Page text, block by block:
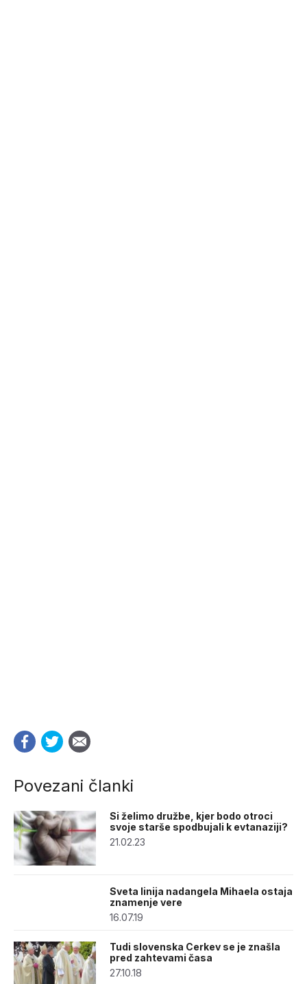
Povezani članki
Si želimo družbe, kjer bodo otroci
svoje starše spodbujali k evtanaziji?
21.02.23
Sveta linija nadangela Mihaela ostaja
znamenje vere
16.07.19
Tudi slovenska Cerkev se je znašla
pred zahtevami časa
27.10.18